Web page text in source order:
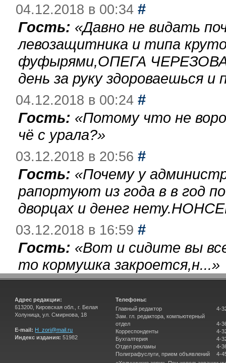
04.12.2018 в 00:34 #
Гость: «Давно не видать
левозащитника и типа
фуфырями,ОПЕГА
день за руку здороваешься
04.12.2018 в 00:24 #
Гость: «Потому что не
чё с урала?»
03.12.2018 в 20:56 #
Гость: «Почему у
рапортуют из года в в год
дворцах и денег
03.12.2018 в 16:59 #
Гость: «Вот и сидите вы
то кормушка закроется,н...»
Адрес редакции:
613200, Кировская обл., г. Белая
Холуница, ул. Смирнова, 18
E-mail: H_zori@mail.ru
Индекс издания: 51982
Телефоны:
Главный редактор
Зам. гл. редактора, компьютерный
отдел
Корреспонденты
Бухгалтерия
Отдел рекламы
Полиграфуслуги, прием объявлений
4-
4-
4-
4-
4-
4-